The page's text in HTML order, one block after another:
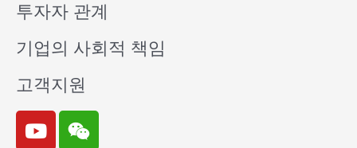
투자자 관계
기업의 사회적 책임
고객지원
Y
o
W
e